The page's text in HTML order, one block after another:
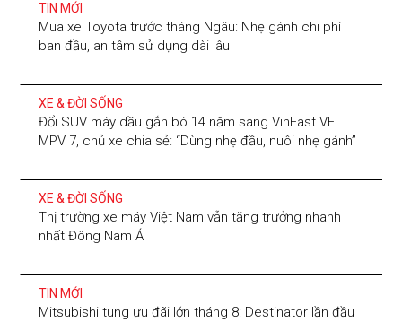
TIN MỚI
Mua xe Toyota trước tháng Ngâu: Nhẹ gánh chi phí
ban đầu, an tâm sử dụng dài lâu
XE & ĐỜI SỐNG
Đổi SUV máy dầu gắn bó 14 năm sang VinFast VF
MPV 7, chủ xe chia sẻ: “Dùng nhẹ đầu, nuôi nhẹ gánh”
XE & ĐỜI SỐNG
Thị trường xe máy Việt Nam vẫn tăng trưởng nhanh
nhất Đông Nam Á
TIN MỚI
Mitsubishi tung ưu đãi lớn tháng 8: Destinator lần đầu